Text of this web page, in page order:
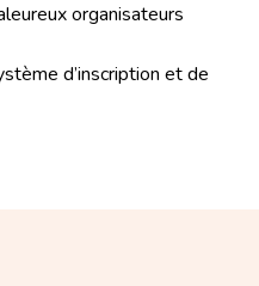
organisateurs
d’inscription et de